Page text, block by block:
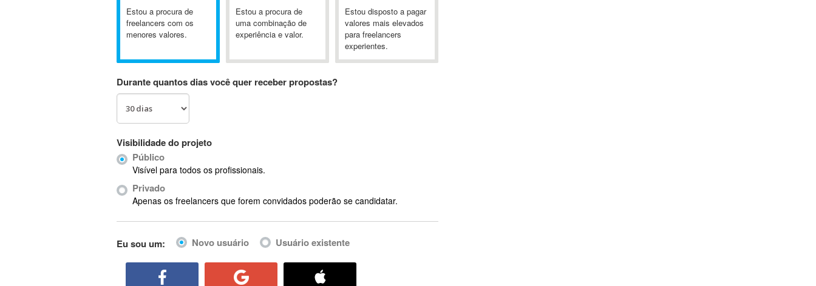
802.11
A&P
A-GPS
Ab Initio
ABIS
AbleCommerce
Ableton Live
Abstract Window Toolkit (AWT)
Estou a procura de
freelancers com os
menores valores.
Estou a procura de
uma combinação de
experiência e valor.
Estou disposto a pagar
valores mais elevados
para freelancers
experientes.
Durante quantos dias você quer receber propostas?
Visibilidade do projeto
Público
Visível para todos os profissionais.
Privado
Apenas os freelancers que forem convidados poderão se candidatar.
Eu sou um: Novo usuário Usuário existente